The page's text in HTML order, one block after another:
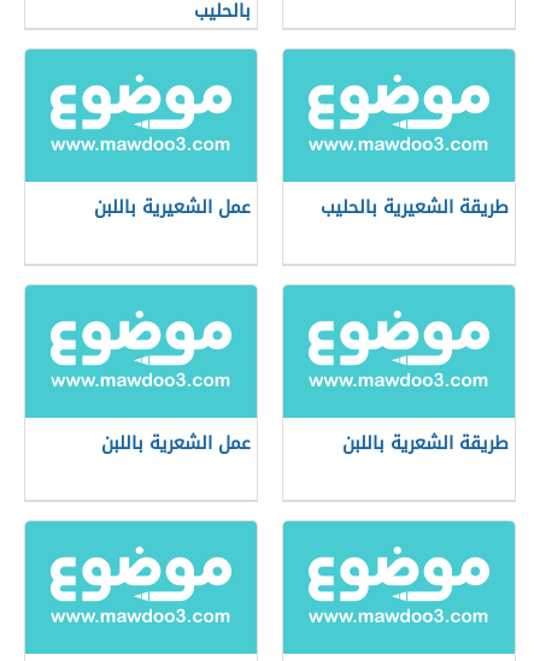
بالحليب
طريقة الشعيرية بالحليب عمل الشعيرية باللبن
طريقة الشعرية باللبن عمل الشعرية باللبن